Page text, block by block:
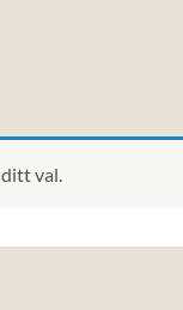
val.